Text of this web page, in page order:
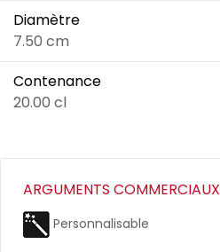
Diamètre
7.50 cm
Contenance
20.00 cl
ARGUMENTS COMMERCIAUX
Personnalisable